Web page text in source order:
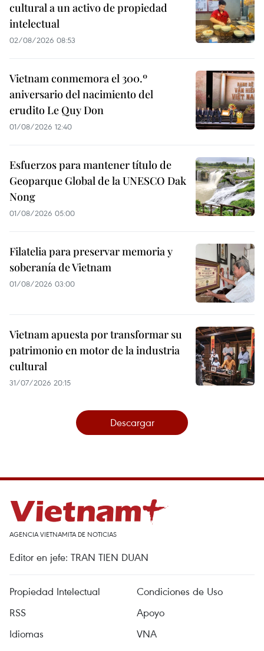
cultural a un activo de propiedad
intelectual
02/08/2026 08:53
Vietnam conmemora el 300.º
aniversario del nacimiento del
erudito Le Quy Don
01/08/2026 12:40
Esfuerzos para mantener título de
Geoparque Global de la UNESCO Dak
Nong
01/08/2026 05:00
Filatelia para preservar memoria y
soberanía de Vietnam
01/08/2026 03:00
Vietnam apuesta por transformar su
patrimonio en motor de la industria
cultural
31/07/2026 20:15
Descargar
AGENCIA VIETNAMITA DE NOTICIAS
Editor en jefe: TRAN TIEN DUAN
Propiedad Intelectual
Condiciones de Uso
RSS
Apoyo
Idiomas
VNA